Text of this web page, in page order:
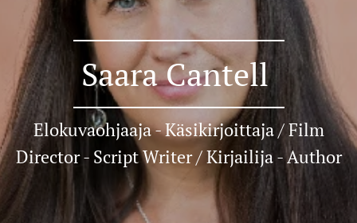
Saara Cantell
Elokuvaohjaaja - Käsikirjoittaja / Film
Director - Script Writer / Kirjailija - Author